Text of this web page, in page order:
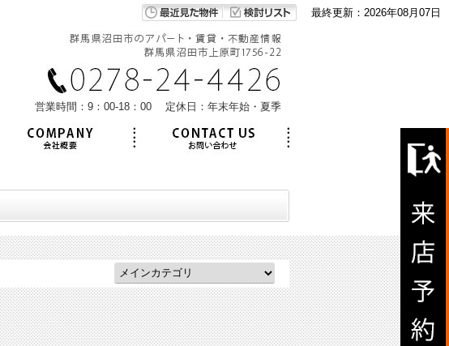
最終更新：2026年08月07日
営業時間：9：00-18：00 定休日：年末年始・夏季